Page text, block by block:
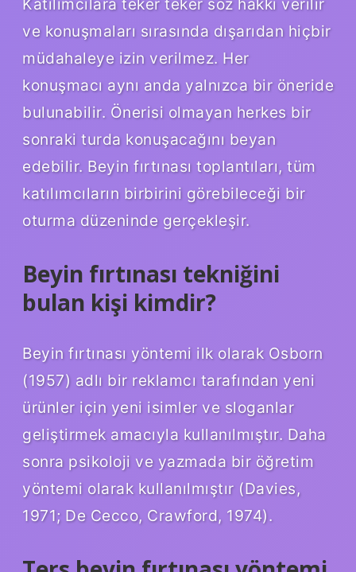
ve konuşmaları sırasında dışarıdan hiçbir
müdahaleye izin verilmez. Her
konuşmacı aynı anda yalnızca bir öneride
bulunabilir. Önerisi olmayan herkes bir
sonraki turda konuşacağını beyan
edebilir. Beyin fırtınası toplantıları, tüm
katılımcıların birbirini görebileceği bir
oturma düzeninde gerçekleşir.
Beyin fırtınası tekniğini
bulan kişi kimdir?
Beyin fırtınası yöntemi ilk olarak Osborn
(1957) adlı bir reklamcı tarafından yeni
ürünler için yeni isimler ve sloganlar
geliştirmek amacıyla kullanılmıştır. Daha
sonra psikoloji ve yazmada bir öğretim
yöntemi olarak kullanılmıştır (Davies,
1971; De Cecco, Crawford, 1974).